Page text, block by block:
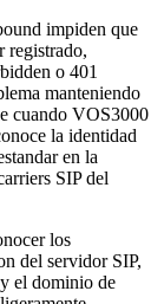
impiden que
registrado,
o 401
manteniendo
cuando VOS3000
la identidad
en la
SIP del
los
del servidor SIP,
el dominio de